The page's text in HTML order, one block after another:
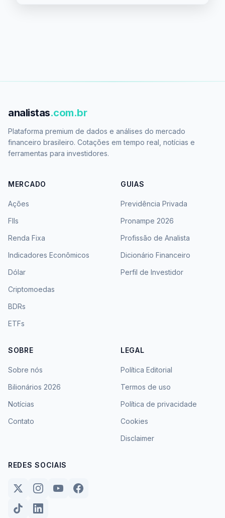
analistas.com.br
Plataforma premium de dados e análises do mercado
financeiro brasileiro. Cotações em tempo real, notícias e
ferramentas para investidores.
MERCADO
Ações
FIIs
Renda Fixa
Indicadores Econômicos
Dólar
Criptomoedas
BDRs
ETFs
GUIAS
Previdência Privada
Pronampe 2026
Profissão de Analista
Dicionário Financeiro
Perfil de Investidor
SOBRE
Sobre nós
Bilionários 2026
Notícias
Contato
LEGAL
Política Editorial
Termos de uso
Política de privacidade
Cookies
Disclaimer
REDES SOCIAIS